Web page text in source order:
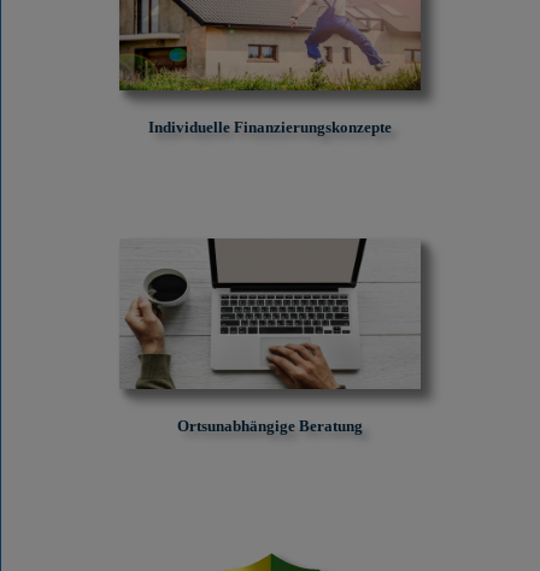
Individuelle Finanzierungskonzepte
Ortsunabhängige Beratung